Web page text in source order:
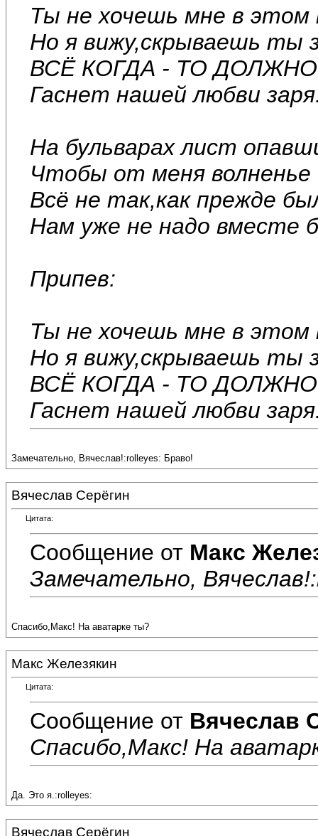
Ты не хочешь мне в этом
Но я вижу,скрываешь ты
ВСЁ КОГДА - ТО
Гаснет нашей любви
На бульварах лист
Чтобы от меня
Всё не так,как прежде
Нам уже не надо вместе
Припев:
Ты не хочешь мне в этом
Но я вижу,скрываешь ты
ВСЁ КОГДА - ТО
Гаснет нашей любви
Замечательно, Вячеслав!:rolleyes: Браво!
Вячеслав Серёгин
Цитата:
Сообщение от Макс
Замечательно,
Спасибо,Макс! На аватарке ты?
Макс Железякин
Цитата:
Сообщение от Вячеслав
Спасибо,Макс! На
Да. Это я.:rolleyes:
Вячеслав Серёгин